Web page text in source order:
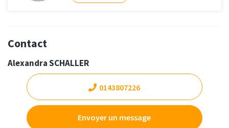
Contact
Alexandra SCHALLER
0143807226
Envoyer un message